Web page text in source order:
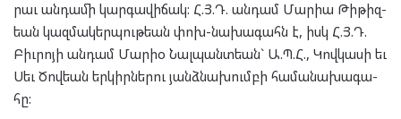
րաւ ան­դա­մի կար­գա­վի­ճակ: Հ.Յ.Դ. ան­դամ Մար­իա Թի­թիզ­
եան կազ­մա­կեր­պու­թեան փոխ-նա­խա­գահն է, իսկ Հ.Յ.Դ.
Բիւ­րո­յի ան­դամ Մարիօ Նալ­պանտ­եան` Ա.Պ.Հ., Կով­կա­սի եւ
Սեւ Ծով­եան եր­կիր­նե­րու յանձ­նա­խում­բի հա­մա­նա­խա­գա­
հը: